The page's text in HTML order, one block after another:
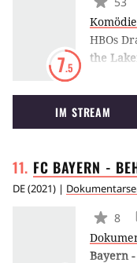
7.5
Komödie
HBOs
the
Jerry
Angeles
das
IM STREAM
FC BAYERN -
DE(2021) |
8
Bayern